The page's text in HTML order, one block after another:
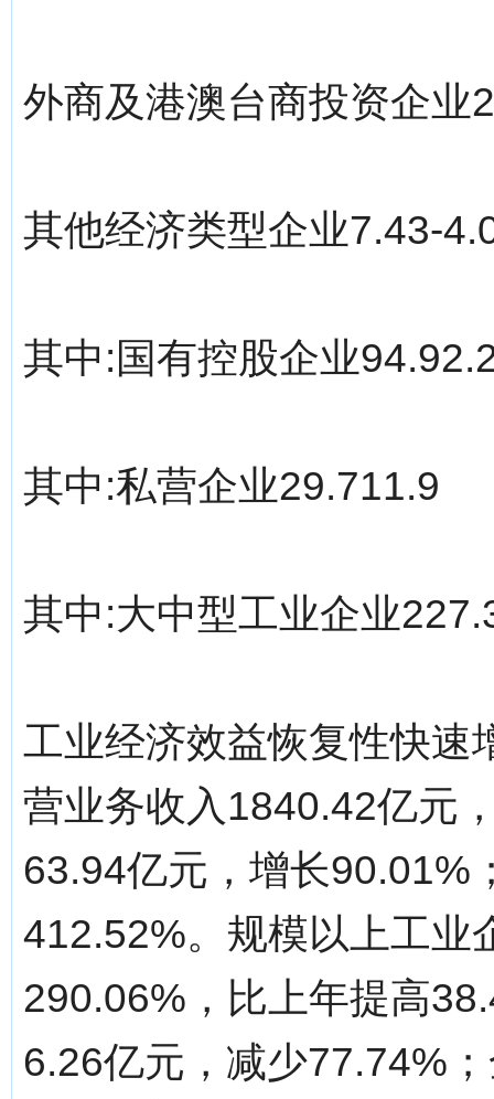
外商及港澳台商投资企业
其他经济类型企业7.43-
其中:国有控股企业
其中:私营企业29.711.9
其中:大中型工业企业
工业经济效益恢复性快速
营业务收入1840.42亿元
63.94亿元，增长90.01%
412.52%。规模以上工业
290.06%，比上年提高
6.26亿元，减少77.74%